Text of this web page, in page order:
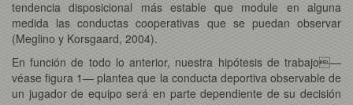
tendencia disposicional más estable que module en alguna
medida las conductas cooperativas que se puedan observar
(Meglino y Korsgaard, 2004).
En función de todo lo anterior, nuestra hipótesis de trabajo—
véase figura 1— plantea que la conducta deportiva observable de
un jugador de equipo será en parte dependiente de su decisión